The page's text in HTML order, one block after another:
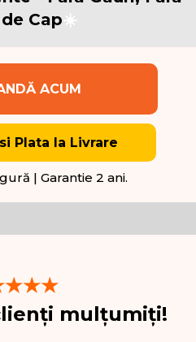
Cap ☀️
ACUM
si Plata la Livrare
| Garantie 2 ani.
mulțumiți!